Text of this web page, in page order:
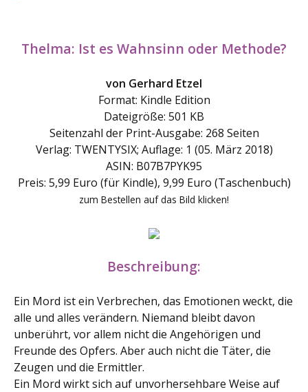
Thelma: Ist es Wahnsinn oder Methode?
von Gerhard Etzel
Format: Kindle Edition
Dateigröße: 501 KB
Seitenzahl der Print-Ausgabe: 268 Seiten
Verlag: TWENTYSIX; Auflage: 1 (05. März 2018)
ASIN: B07B7PYK95
Preis: 5,99 Euro (für Kindle), 9,99 Euro (Taschenbuch)
zum Bestellen auf das Bild klicken!
Beschreibung:
Ein Mord ist ein Verbrechen, das Emotionen weckt, die
alle und alles verändern. Niemand bleibt davon
unberührt, vor allem nicht die Angehörigen und
Freunde des Opfers. Aber auch nicht die Täter, die
Zeugen und die Ermittler.
Ein Mord wirkt sich auf unvorhersehbare Weise auf